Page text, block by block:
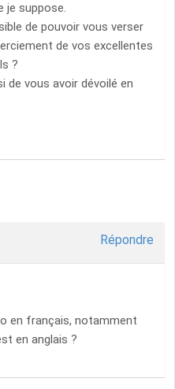
je suppose.
de pouvoir vous verser
de vos excellentes
?
de vous avoir dévoilé en
Répondre
en français, notamment
en anglais ?